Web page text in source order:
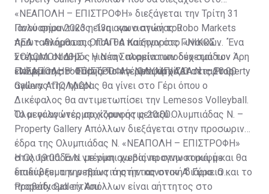
«ΝΕΑΠΟΛΗ – ΕΠΙΣΤΡΟΦΗ» διεξάγεται την Τρίτη 31
Ιανουαρίου 2023 η 13η αγωνιστική του
πρωταθλήματος ΟΠΑΠ Α Κατηγορίας Γυναικών. ΄Ένα
ντέρμπι σταθμός για την πορεία των δυο ομάδων
ενόψει της Β’ Φάσης. To ντέρμπι αρχίζει στις 20:00.
Πολύ σημαντικός είναι και ο αγώνας Robo Markets
ΑΕΛ – Ανόρθωσις που θα παίξουν στο «ΝΙΚΟΣ
ΣΟΛΩΜΟΝΙΔΗΣ». Η Νέα Σαλαμίνα υποδέχεται τον Άρη
Πολεμίου στο Γυμνάσιο Αγ. Νεοφύτου. Ο τέταρτος
αγώνας της ημέρας θα γίνει στο Γέρι όπου ο
Δικέφαλος θα αντιμετωπίσει την Lemesos Volleyball.
Όλοι οι αγώνες αρχίζουν στις 20:00.
«ΝΕΑΠΟΛΗ – ΕΠΙΣΤΡΟΦΗ»: ΟΛΥΜΠΙΑΔΑ Ν. – Property
Gallery ΑΠΟΛΛΩΝ
Το μεγάλο ντέρμπι κορυφής μεταξύ Ολυμπιάδας Ν. –
Property Gallery Απόλλων διεξάγεται στην προσωρινή
έδρα της Ολυμπιάδας Ν. «ΝΕΑΠΟΛΗ – ΕΠΙΣΤΡΟΦΗ»
στις 19:00. Ένα ντέρμπι χωρίς προγνωστικά, με
διακύβευμα την πρωτιά στην κανονική διάρκεια και το
προβάδισμα τίτλου.
Η Ολυμπιάδα Ν. με νίκη ανεβαίνει στην κορυφή και θα
επιδιώξει την ρεβάνς της ήττας στον Α’ Γύρο. Ο
Property Gallery Απόλλων είναι αήττητος στο